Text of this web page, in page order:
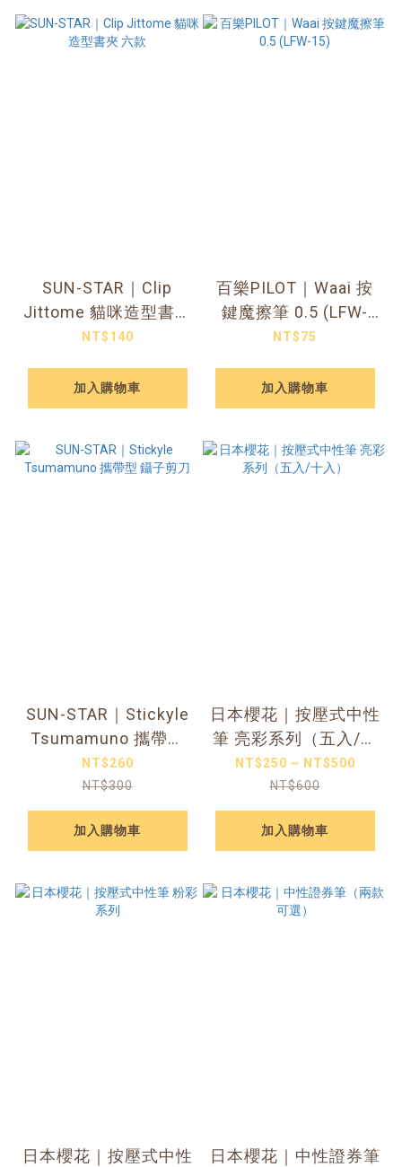
SUN-STAR｜Clip
Jittome 貓咪造型書夾
六款
NT$140
加入購物車
百樂PILOT｜Waai 按
鍵魔擦筆 0.5 (LFW-
15)
NT$75
加入購物車
SUN-STAR｜Stickyle
Tsumamuno 攜帶型
鑷子剪刀
NT$260
NT$300
加入購物車
日本櫻花｜按壓式中性
筆 亮彩系列（五入/十
入）
NT$250 ~ NT$500
NT$600
加入購物車
日本櫻花｜按壓式中性
日本櫻花｜中性證券筆